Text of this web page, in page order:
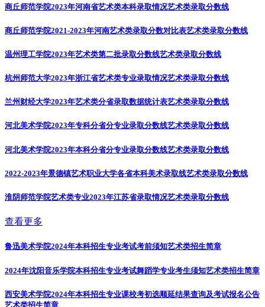
商丘师范学院2023年河南省艺术类本科录取情况艺术类录取分数线
商丘师范学院2021-2023年河南艺术类录取分数对比表艺术类录取分数线
温州理工学院2023年艺术类第二批录取分数线艺术类录取分数线
杭州师范大学2023年浙江省艺术类专业录取情况艺术类录取分数线
兰州财经大学2023年艺术类分省录取数据统计表艺术类录取分数线
河北美术学院2023年专科分省分专业录取分数线艺术类录取分数线
河北美术学院2023年本科分省分专业录取分数线艺术类录取分数线
2022-2023年景德镇艺术职业大学各省本科美术录取线艺术类录取分数线
淮阴师范学院艺术类专业2023年江苏省录取情况艺术类录取分数线
查看更多
鲁迅美术学院2024年本科招生专业考试考前须知艺术类招生简章
2024年沈阳音乐学院本科招生专业考试舞蹈学专业考生须知艺术类招生简章
西安美术学院2024年本科招生专业课校考初选顺延结果查询及考试报名公告
艺术类招生简章